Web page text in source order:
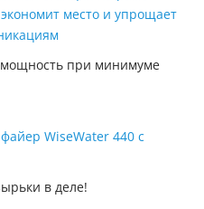
место и упрощает
при минимуме
WiseWater 440 с
в деле!